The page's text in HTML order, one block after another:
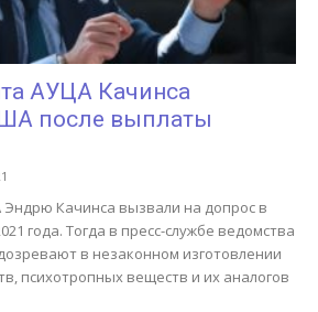
АУЦА Качинса
после выплаты
Качинса вызвали на допрос в
года. Тогда в пресс-службе ведомства
в незаконном изготовлении
психотропных веществ и их аналогов